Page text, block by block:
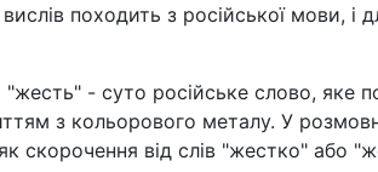
походить з російської мови, і
- суто російське слово, яке
з кольорового металу. У
скорочення від слів "жестко" або